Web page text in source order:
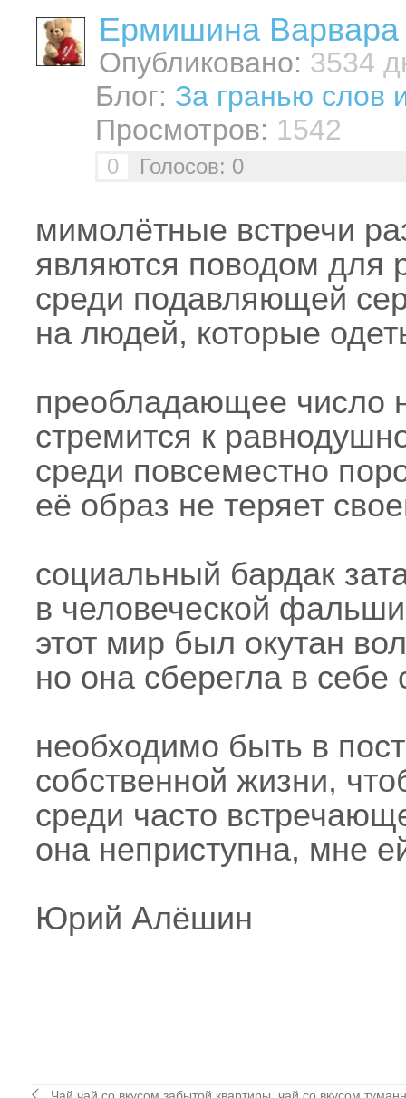
Ермишина Варвара
Опубликовано: 3534
Блог: За гранью слов
Просмотров: 1542
0 Голосов: 0
мимолётные встречи
являются поводом для
среди подавляющей
на людей, которые
преобладающее число
стремится к
среди повсеместно
её образ не теряет
социальный бардак
в человеческой
этот мир был окутан
но она сберегла в себе
необходимо быть в
собственной жизни,
среди часто
она неприступна, мне
Юрий Алёшин
Чай чай со вкусом забытой квартиры, чай со вкусом